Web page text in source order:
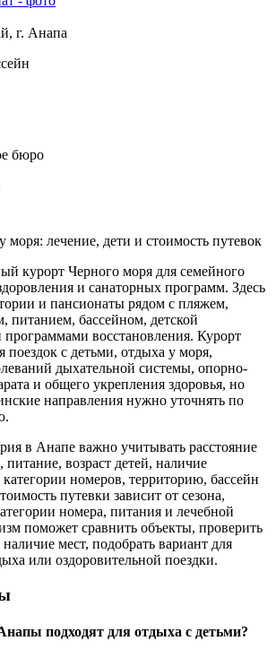
г. Анапа
бюро
лечение, дети и стоимость путевок
курорт Черного моря для семейного
и санаторных программ. Здесь
и пансионаты рядом с пляжем,
питанием, бассейном, детской
восстановления. Курорт
поездок с детьми, отдыха у моря,
дыхательной системы, опорно-
и общего укрепления здоровья, но
направления нужно уточнять по
в Анапе важно учитывать расстояние
возраст детей, наличие
номеров, территорию, бассейн
путевки зависит от сезона,
номера, питания и лечебной
поможет сравнить объекты, проверить
мест, подобрать вариант для
или оздоровительной поездки.
подходят для отдыха с детьми?